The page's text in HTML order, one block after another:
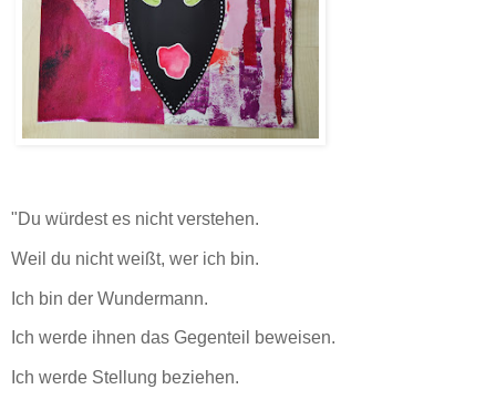
"Du würdest es nicht verstehen.
Weil du nicht weißt, wer ich bin.
Ich bin der Wundermann.
Ich werde ihnen das Gegenteil beweisen.
Ich werde Stellung beziehen.